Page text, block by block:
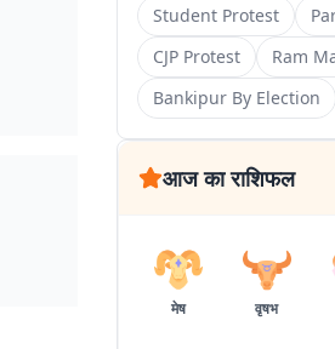
Student Protest
CJP Protest
Ram
Bankipur By Election
आज का राशिफल
मेष वृषभ